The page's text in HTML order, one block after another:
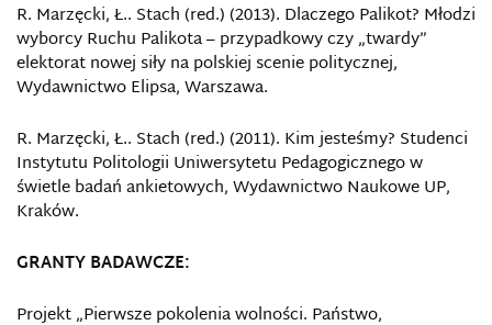
R. Marzęcki, Ł.. Stach (red.) (2013). Dlaczego Palikot? Młodzi
wyborcy Ruchu Palikota – przypadkowy czy „twardy”
elektorat nowej siły na polskiej scenie politycznej,
Wydawnictwo Elipsa, Warszawa.
R. Marzęcki, Ł.. Stach (red.) (2011). Kim jesteśmy? Studenci
Instytutu Politologii Uniwersytetu Pedagogicznego w
świetle badań ankietowych, Wydawnictwo Naukowe UP,
Kraków.
GRANTY BADAWCZE:
Projekt „Pierwsze pokolenia wolności. Państwo,